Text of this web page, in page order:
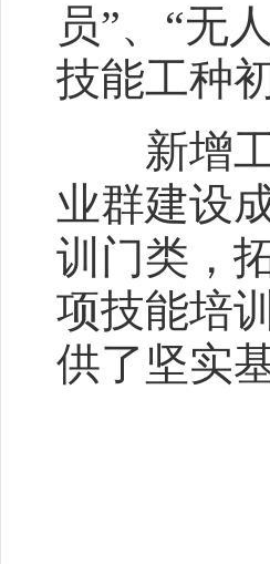
员”、“无
技能工种
新增工
业群建设
训门类，
项技能培
供了坚实